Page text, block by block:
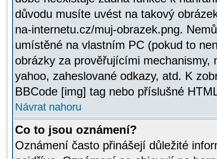
důvodu musíte uvést na takový
na-internetu.cz/muj-obrazek.png.
umístěné na vlastním PC (pokud to
obrázky za prověřujícími mechanismy,
yahoo, zaheslované odkazy, atd. K
BBCode [img] tag nebo příslušné
Návrat nahoru
Co to jsou oznámení?
Oznámení často přinášejí důležité